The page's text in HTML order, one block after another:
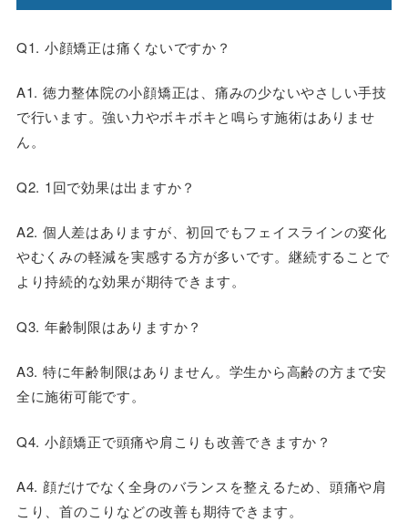
Q1. 小顔矯正は痛くないですか？
A1. 徳力整体院の小顔矯正は、痛みの少ないやさしい手技
で行います。強い力やボキボキと鳴らす施術はありませ
ん。
Q2. 1回で効果は出ますか？
A2. 個人差はありますが、初回でもフェイスラインの変化
やむくみの軽減を実感する方が多いです。継続することで
より持続的な効果が期待できます。
Q3. 年齢制限はありますか？
A3. 特に年齢制限はありません。学生から高齢の方まで安
全に施術可能です。
Q4. 小顔矯正で頭痛や肩こりも改善できますか？
A4. 顔だけでなく全身のバランスを整えるため、頭痛や肩
こり、首のこりなどの改善も期待できます。